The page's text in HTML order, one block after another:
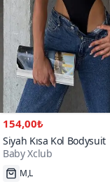
154,00₺
Siyah Kısa Kol Bodysuit
Baby Xclub
200+
M,L